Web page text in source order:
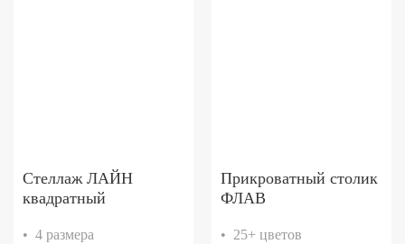
Стеллаж ЛАЙН
квадратный
• 4 размера
Прикроватный столик
ФЛАВ
• 25+ цветов